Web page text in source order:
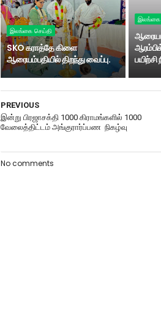
இலங்கை செய்தி
SKO கராத்தே கிளை
ஆரையம்பதியில் திறந்து வைப்பு.
இலங்கை
PREVIOUS
இன்று பிரஜாசக்தி 1000 கிராமங்களில் 1000
வேலைத்திட்டம் அங்குரார்ப்பண நிகழ்வு
No comments